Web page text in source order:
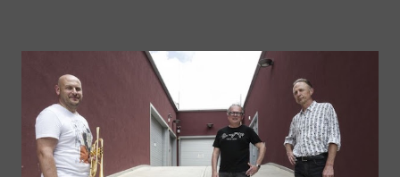
che ha impresso questo momento nella memoria di tutti
coloro che lo hanno vissuto. JOVA BEACH PARTY è il
primo grande evento itinerante al mondo che parla di
ambiente e lo fa mentre i corpi sono a contatto con la
natura nella sua forma più ancestrale e magica con la